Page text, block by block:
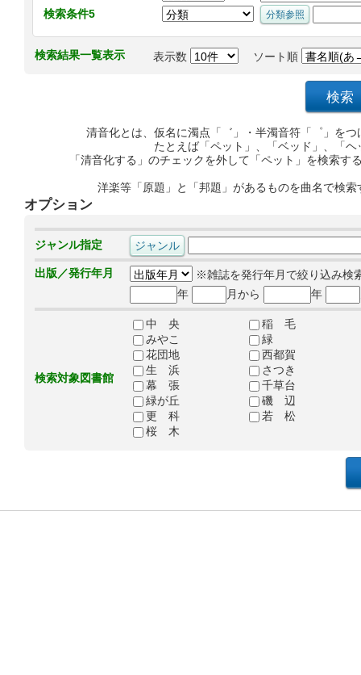
検索条件5
検索結果一覧表示 表示数 ソート順
清音化とは、仮名に濁点「゛」・半濁音符「゜」を
たとえば「ペット」、「ベッド」、「
「清音化する」のチェックを外して「ペット」を検索
洋楽等「原題」と「邦題」があるものを曲名で検
オプション
ジャンル指定
出版／発行年月
※雑誌を発行年月で絞り込み検
年
月から 年
検索対象図書館
中 央
稲 毛
みやこ
緑
花団地
西都賀
生 浜
さつき
幕 張
千草台
緑が丘
磯 辺
更 科
若 松
桜 木